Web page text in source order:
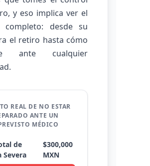
y eso implica ver el
completo: desde su
el retiro hasta cómo
ante cualquier
REAL DE NO ESTAR
ANTE UN
MÉDICO
de
Severa
$300,000
MXN